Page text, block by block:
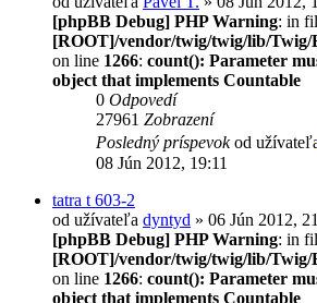
[phpBB Debug] PHP Warning: in
[ROOT]/vendor/twig/twig/lib/Twig/
on line 1266: count(): Parameter
object that implements Countable
0 Odpovedí
27961 Zobrazení
Posledný príspevokod
08 Jún 2012, 19:11
tatra t 603-2
od užívateľa dyntyd » 06 Jún 2012,
[phpBB Debug] PHP Warning: in
[ROOT]/vendor/twig/twig/lib/Twig/
on line 1266: count(): Parameter
object that implements Countable